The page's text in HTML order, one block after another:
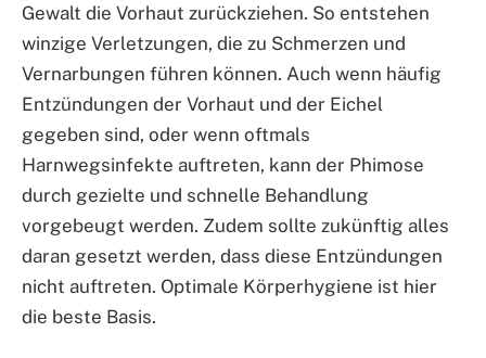
Gewalt die Vorhaut zurückziehen. So entstehen
winzige Verletzungen, die zu Schmerzen und
Vernarbungen führen können. Auch wenn häufig
Entzündungen der Vorhaut und der Eichel
gegeben sind, oder wenn oftmals
Harnwegsinfekte auftreten, kann der Phimose
durch gezielte und schnelle Behandlung
vorgebeugt werden. Zudem sollte zukünftig alles
daran gesetzt werden, dass diese Entzündungen
nicht auftreten. Optimale Körperhygiene ist hier
die beste Basis.